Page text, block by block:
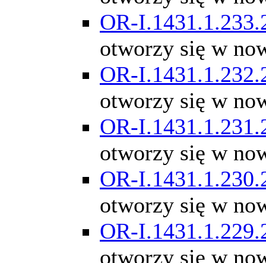
OR-
otworzy się w
OR-
otworzy się w
OR-
otworzy się w
OR-
otworzy się w
OR-
otworzy się w